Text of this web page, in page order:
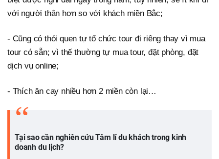
với người thân hơn so với khách miền Bắc;
- Cũng có thói quen tự tổ chức tour đi riêng thay vì mua
tour có sẵn; vì thế thường tự mua tour, đặt phòng, đặt
dịch vụ online;
- Thích ăn cay nhiều hơn 2 miền còn lại…
Tại sao cần nghiên cứu Tâm lí du khách trong kinh
doanh du lịch?